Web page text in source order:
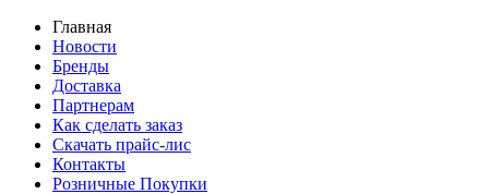
Главная
Новости
Бренды
Доставка
Партнерам
Как сделать заказ
Скачать прайс-лис
Контакты
Розничные Покупки